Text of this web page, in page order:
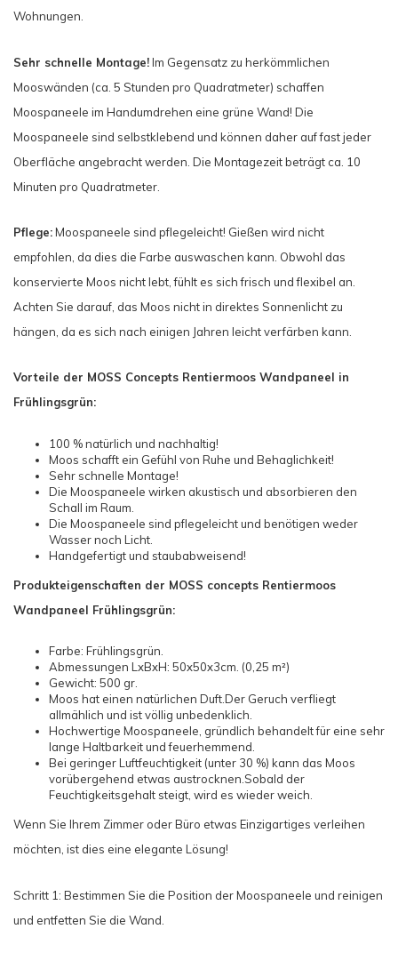
Wohnungen.
Sehr schnelle Montage!Im Gegensatz zu herkömmlichen
Mooswänden (ca. 5 Stunden pro Quadratmeter) schaffen
Moospaneele im Handumdrehen eine grüne Wand! Die
Moospaneele sind selbstklebend und können daher auf fast jeder
Oberfläche angebracht werden. Die Montagezeit beträgt ca. 10
Minuten pro Quadratmeter.
Pflege:Moospaneele sind pflegeleicht! Gießen wird nicht
empfohlen, da dies die Farbe auswaschen kann. Obwohl das
konservierte Moos nicht lebt, fühlt es sich frisch und flexibel an.
Achten Sie darauf, das Moos nicht in direktes Sonnenlicht zu
hängen, da es sich nach einigen Jahren leicht verfärben kann.
Vorteile der MOSS Concepts Rentiermoos Wandpaneel in
Frühlingsgrün:
100 % natürlich und nachhaltig!
Moos schafft ein Gefühl von Ruhe und Behaglichkeit!
Sehr schnelle Montage!
Die Moospaneele wirken akustisch und absorbieren den
Schall im Raum.
Die Moospaneele sind pflegeleicht und benötigen weder
Wasser noch Licht.
Handgefertigt und staubabweisend!
Produkteigenschaften der MOSS concepts Rentiermoos
Wandpaneel Frühlingsgrün:
Farbe: Frühlingsgrün.
Abmessungen LxBxH: 50x50x3cm. (0,25 m²)
Gewicht: 500 gr.
Moos hat einen natürlichen Duft.Der Geruch verfliegt
allmählich und ist völlig unbedenklich.
Hochwertige Moospaneele, gründlich behandelt für eine sehr
lange Haltbarkeit und feuerhemmend.
Bei geringer Luftfeuchtigkeit (unter 30 %) kann das Moos
vorübergehend etwas austrocknen.Sobald der
Feuchtigkeitsgehalt steigt, wird es wieder weich.
Wenn Sie Ihrem Zimmer oder Büro etwas Einzigartiges verleihen
möchten, ist dies eine elegante Lösung!
Schritt 1: Bestimmen Sie die Position der Moospaneele und reinigen
und entfetten Sie die Wand.